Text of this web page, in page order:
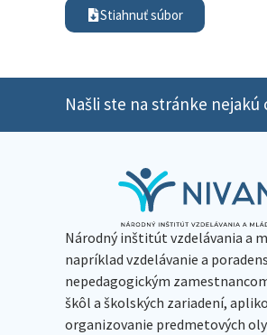
Stiahnuť súbor
Našli ste na stránke
Národný inštitút vzdelávania a
napríklad vzdelávanie a
nepedagogickým
škôl a školských zariadení,
organizovanie predmetových